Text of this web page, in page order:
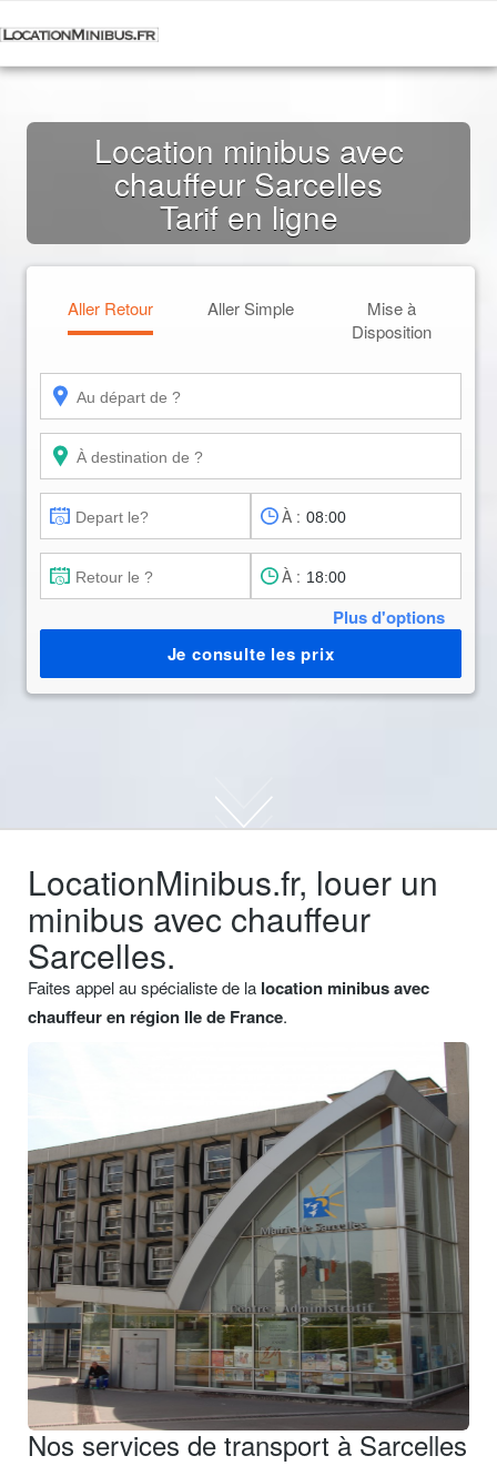
Location minibus avec
chauffeur Sarcelles
Tarif en ligne
Aller Retour Aller Simple
Mise à
Disposition
À :
À :
Plus d'options
Je consulte les prix
LocationMinibus.fr, louer un
minibus avec chauffeur
Sarcelles.
Faites appel au spécialiste de la location minibus avec
chauffeur en région Ile de France.
Nos services de transport à Sarcelles